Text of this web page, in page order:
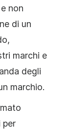
non
di un
marchi e
degli
marchio.
per